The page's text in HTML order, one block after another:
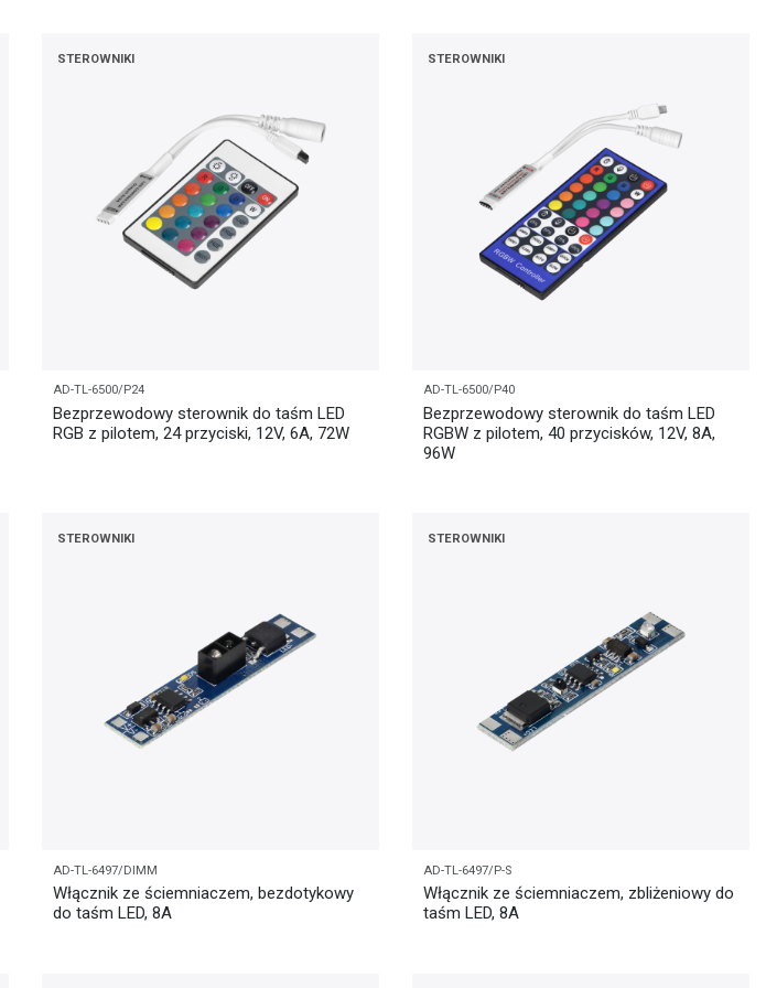
STEROWNIKI
AD-TL-6500/P24
Bezprzewodowy sterownik do taśm LED
RGB z pilotem, 24 przyciski, 12V, 6A, 72W
STEROWNIKI
AD-TL-6500/P40
Bezprzewodowy sterownik do taśm LED
RGBW z pilotem, 40 przycisków, 12V, 8A,
96W
STEROWNIKI
AD-TL-6497/DIMM
Włącznik ze ściemniaczem, bezdotykowy
do taśm LED, 8A
STEROWNIKI
AD-TL-6497/P-S
Włącznik ze ściemniaczem, zbliżeniowy do
taśm LED, 8A